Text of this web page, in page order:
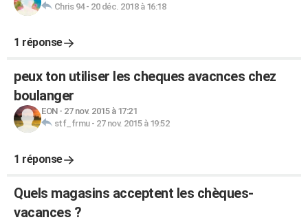
Chris 94- 20 déc. 2018 à 16:18
1 réponse
peux ton utiliser les cheques avacnces chez
boulanger
EON- 27 nov. 2015 à 17:21
stf_frmu- 27 nov. 2015 à 19:52
1 réponse
Quels magasins acceptent les chèques-
vacances ?